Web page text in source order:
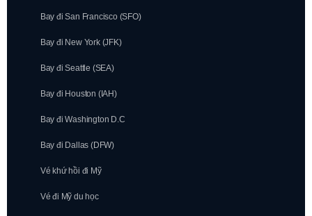
Bay đi San Francisco (SFO)
Bay đi New York (JFK)
Bay đi Seattle (SEA)
Bay đi Houston (IAH)
Bay đi Washington D.C
Bay đi Dallas (DFW)
Vé khứ hồi đi Mỹ
Vé đi Mỹ du học